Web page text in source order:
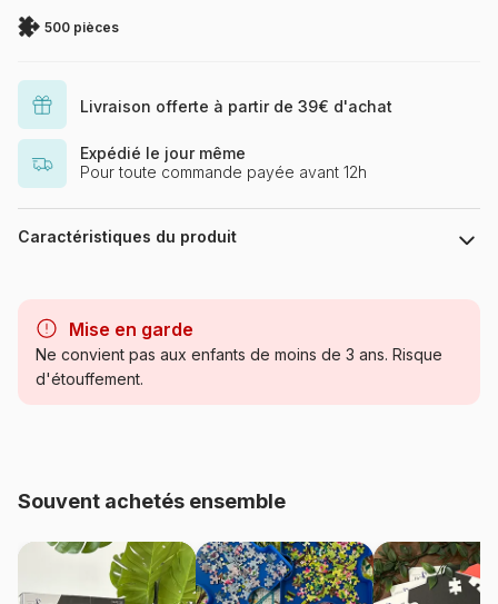
500 pièces
Livraison offerte à partir de 39€ d'achat
Expédié le jour même
Pour toute commande payée avant 12h
Caractéristiques du produit
Catégorie
Puzzles - Bandes Dessinées
Provenance Royaume-Uni
Zee-Puzzle-25785
Mise en garde
Ne convient pas aux enfants de moins de 3 ans. Risque
d'étouffement.
Souvent achetés ensemble